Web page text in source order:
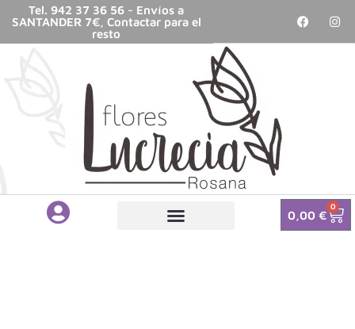
Tel. 942 37 36 56 - Envíos a
SANTANDER 7€, Contactar para el
resto
0,00€
0